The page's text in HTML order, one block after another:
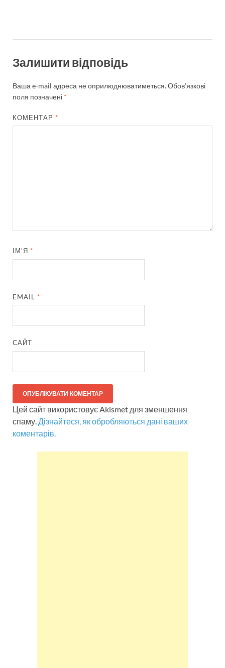
Залишити відповідь
Ваша e-mail адреса не оприлюднюватиметься.Обов’язкові
поля позначені *
КОМЕНТАР *
ІМ'Я *
EMAIL *
САЙТ
Цей сайт використовує Akismet для зменшення
спаму. Дізнайтеся, як обробляються дані ваших
коментарів.